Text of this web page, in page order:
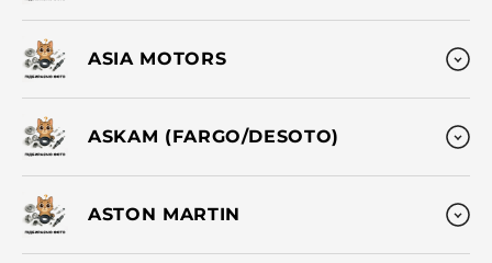
ASIA MOTORS
ASKAM (FARGO/DESOTO)
ASTON MARTIN